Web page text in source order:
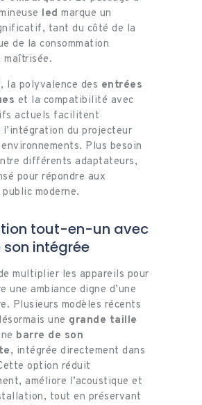
led marque un
tant du côté de la
de la consommation
maîtrisée.
la polyvalence des entrées
et la compatibilité avec
actuels facilitent
l’intégration du projecteur
Plus besoin
différents adaptateurs,
pour répondre aux
moderne.
tout-en-un avec
son intégrée
multiplier les appareils pour
une ambiance digne d’une
Plusieurs modèles récents
une grande taille
barre de son
, intégrée directement dans
option réduit
améliore l’acoustique et
tout en préservant